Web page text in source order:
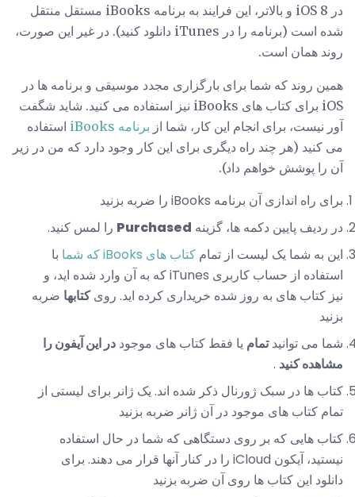
در iOS 8 و بالاتر، این فرایند به برنامه iBooks مستقل منتقل
شده است (برنامه را در iTunes دانلود کنید). در غیر این صورت،
روند همان است.
همین روند که شما برای بارگزاری مجدد موسیقی و برنامه ها در
iOS برای کتاب های iBooks نیز استفاده می کنید. شاید شگفت
آور نیست، برای انجام این کار، شما از برنامه iBooks
استفاده
می کنید (هر چند راه دیگری برای این کار وجود دارد که من در زیر
آن را پوشش خواهم داد).
برای راه اندازی آن برنامه iBooks را ضربه بزنید
در ردیف پایین دکمه ها، گزینه Purchased را لمس کنید.
این به شما یک لیست از تمام کتاب های iBooks که شما
با
استفاده از حساب کاربری iTunes که به آن وارد شده اید، و
نیز کتاب های به روز شده خریداری کرده اید. رویکتابها ضربه
بزنید
شما می توانیدتمام یا فقط کتاب های موجود در این آیفون را
مشاهده کنید .
کتاب ها در سبک ژورنال ذکر شده اند. یک ژانر برای لیستی از
تمام کتاب های موجود در آن ژانر ضربه بزنید
کتاب هایی که بر روی دستگاهی که شما در حال استفاده
نیستید، آیکون iCloud را در کنار آنها قرار می دهند. برای
دانلود این کتاب ها روی آن ضربه بزنید